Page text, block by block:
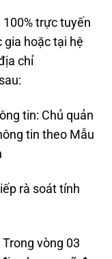
trực tuyến
gia hoặc tại hệ
chỉ
tin: Chủ quản
tin theo Mẫu
rà soát tính
vòng 03